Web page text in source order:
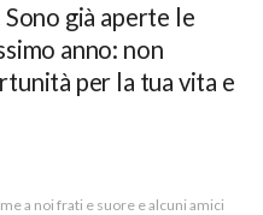
già aperte le
anno: non
per la tua vita e
a noi frati e suore e alcuni amici